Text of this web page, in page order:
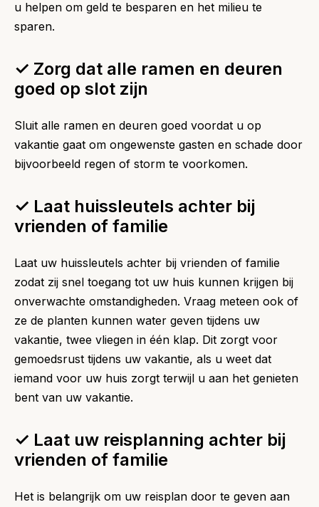
u helpen om geld te besparen en het milieu te
sparen.
✓ Zorg dat alle ramen en deuren
goed op slot zijn
Sluit alle ramen en deuren goed voordat u op
vakantie gaat om ongewenste gasten en schade door
bijvoorbeeld regen of storm te voorkomen.
✓ Laat huissleutels achter bij
vrienden of familie
Laat uw huissleutels achter bij vrienden of familie
zodat zij snel toegang tot uw huis kunnen krijgen bij
onverwachte omstandigheden. Vraag meteen ook of
ze de planten kunnen water geven tijdens uw
vakantie, twee vliegen in één klap. Dit zorgt voor
gemoedsrust tijdens uw vakantie, als u weet dat
iemand voor uw huis zorgt terwijl u aan het genieten
bent van uw vakantie.
✓ Laat uw reisplanning achter bij
vrienden of familie
Het is belangrijk om uw reisplan door te geven aan